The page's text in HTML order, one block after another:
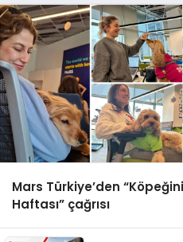
Mars Türkiye’den
Haftası” çağrısı